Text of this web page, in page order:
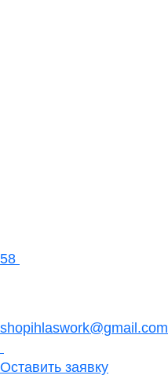
58
shopihlaswork@gmail.com
Оставить заявку